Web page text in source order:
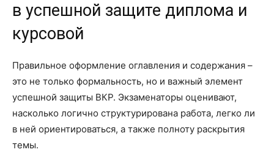
в успешной защите диплома и
курсовой
Правильное оформление оглавления и содержания –
это не только формальность, но и важный элемент
успешной защиты ВКР. Экзаменаторы оценивают,
насколько логично структурирована работа, легко ли
в ней ориентироваться, а также полноту раскрытия
темы.